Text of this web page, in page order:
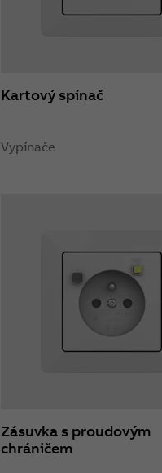
Kartový spínač
Vypínače
Zásuvka s proudovým
chráničem